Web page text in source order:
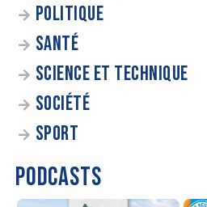
POLITIQUE
SANTÉ
SCIENCE ET TECHNIQUE
SOCIÉTÉ
SPORT
PODCASTS